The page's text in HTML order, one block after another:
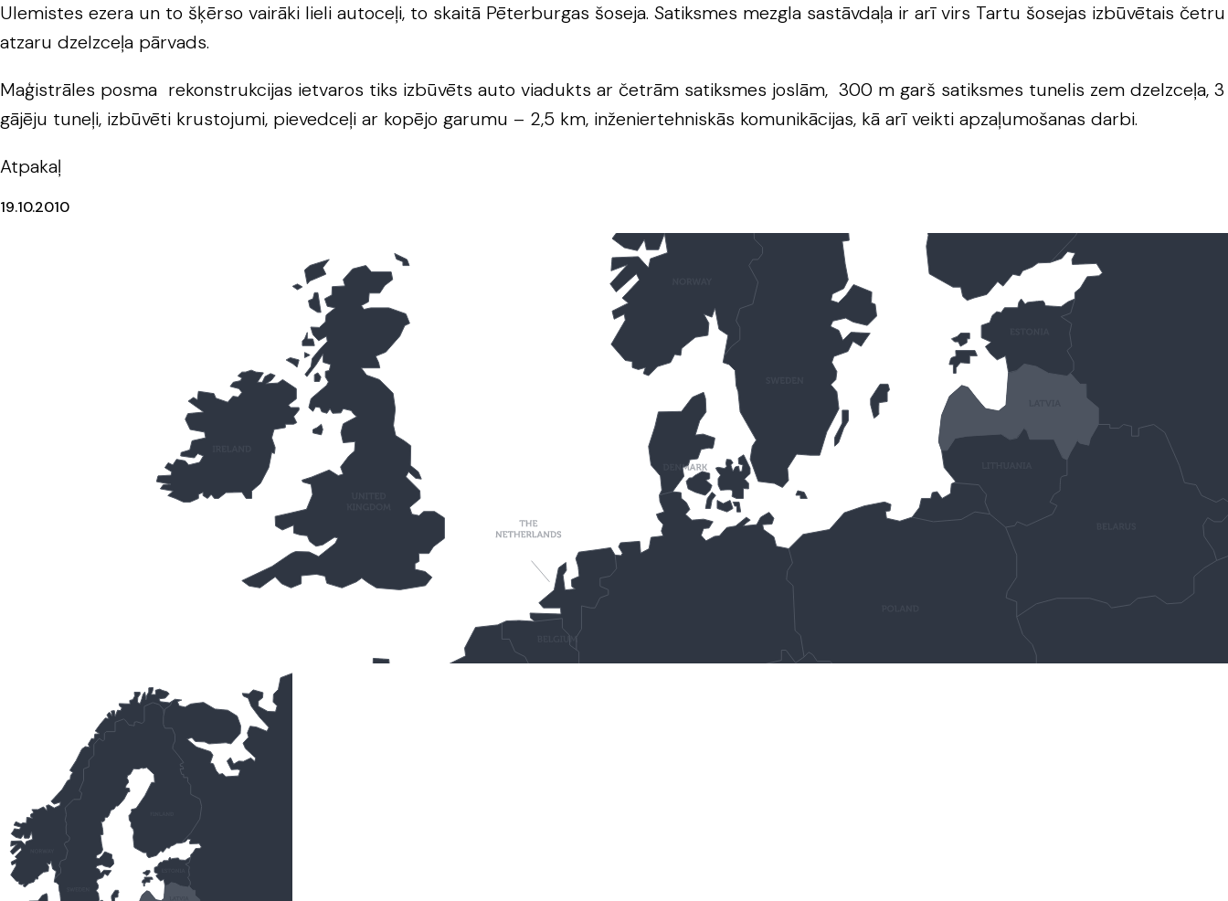
Ulemistes ezera un to šķērso vairāki lieli autoceļi, to skaitā Pēterburgas šoseja. Satiksmes mezgla sastāvdaļa ir arī virs Tartu šosejas izbūvētais četru
atzaru dzelzceļa pārvads.
Maģistrāles posma rekonstrukcijas ietvaros tiks izbūvēts auto viadukts ar četrām satiksmes joslām, 300 m garš satiksmes tunelis zem dzelzceļa, 3
gājēju tuneļi, izbūvēti krustojumi, pievedceļi ar kopējo garumu – 2,5 km, inženiertehniskās komunikācijas, kā arī veikti apzaļumošanas darbi.
Atpakaļ
19.10.2010